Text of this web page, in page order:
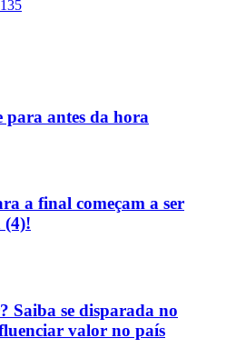
135
para antes da hora
a final começam a ser
(4)!
Saiba se disparada no
valor no país